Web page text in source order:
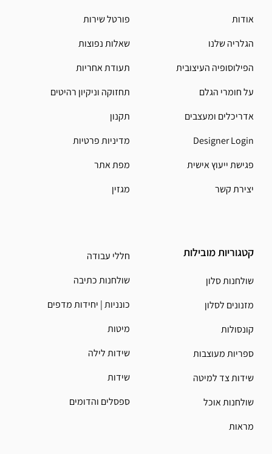
אודות
הגלריה שלנו
הפילוסופיה העיצובית
על חומרי הגלם
אדריכלים ומעצבים
Designer Login
פגישת ייעוץ אישית
יצירת קשר
קטגוריות מובילות
שולחנות סלון
מזנונים לסלון
קונסולות
ספריות מעוצבות
שידות צד למיטה
שולחנות אוכל
מראות
פורטל שירות
שאלות נפוצות
תעודת אחריות
תחזוקה וניקיון רהיטים
תקנון
מדיניות פרטיות
מפת אתר
מגזין
חללי עבודה
שולחנות כתיבה
כונניות | יחידות מדפים
מיטות
שידות לילה
שידות
ספסלים והדומים